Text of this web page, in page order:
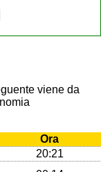
viene da
Ora
20:21